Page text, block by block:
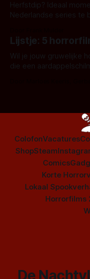
Herfstdip? Ideaal
Nederlandse series te bingen! Bij
Amsterdamned of The
is niet beperkt tot
Lijstje: 5
Wil je jouw gruwelijke
die een
ColofonVacatures
ShopSteam
Comics
Korte
Lokaal
Horrorfilms
De